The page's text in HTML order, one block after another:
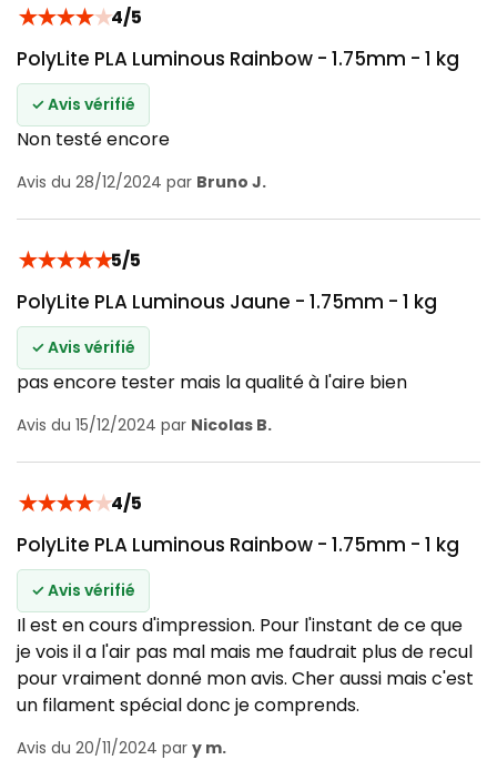
★★★★★4/5
PolyLite PLA Luminous Rainbow - 1.75mm - 1 kg
✓ Avis vérifié
Non testé encore
Avis du 28/12/2024 par Bruno J.
★★★★★5/5
PolyLite PLA Luminous Jaune - 1.75mm - 1 kg
✓ Avis vérifié
pas encore tester mais la qualité à l'aire bien
Avis du 15/12/2024 par Nicolas B.
★★★★★4/5
PolyLite PLA Luminous Rainbow - 1.75mm - 1 kg
✓ Avis vérifié
Il est en cours d'impression. Pour l'instant de ce que
je vois il a l'air pas mal mais me faudrait plus de recul
pour vraiment donné mon avis. Cher aussi mais c'est
un filament spécial donc je comprends.
Avis du 20/11/2024 par y m.